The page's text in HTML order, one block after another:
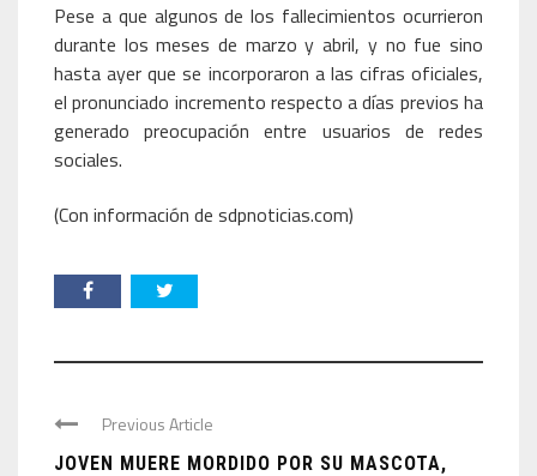
Pese a que algunos de los fallecimientos ocurrieron
durante los meses de marzo y abril, y no fue sino
hasta ayer que se incorporaron a las cifras oficiales,
el pronunciado incremento respecto a días previos ha
generado preocupación entre usuarios de redes
sociales.
(Con información de sdpnoticias.com)
Previous Article
JOVEN MUERE MORDIDO POR SU MASCOTA,